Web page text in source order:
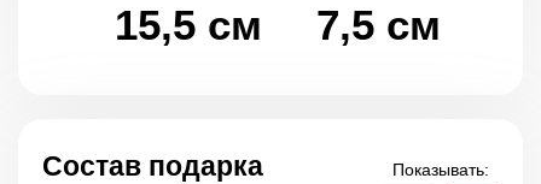
15,5 см 7,5 см
Состав подарка Показывать: